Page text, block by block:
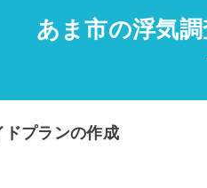
あま市の浮気
ドプランの作成